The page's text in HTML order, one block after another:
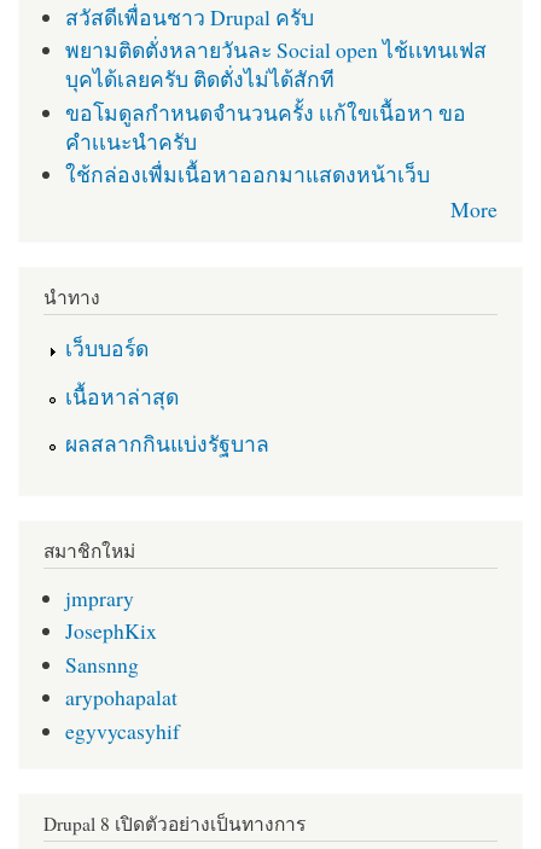
สวัสดีเพื่อนชาว Drupal ครับ
พยามติดตั่งหลายวันละ Social open ไช้เเทนเฟส
บุคได้เลยครับ ติดตั่งไม่ได้สักที
ขอโมดูลกำหนดจำนวนครั้ง เเก้ใขเนื้อหา ขอ
คำเเนะนำครับ
ใช้กล่องเพื่มเนื้อหาออกมาแสดงหน้าเว็บ
More
นำทาง
เว็บบอร์ด
เนื้อหาล่าสุด
ผลสลากกินแบ่งรัฐบาล
สมาชิกใหม่
jmprary
JosephKix
Sansnng
arypohapalat
egyvycasyhif
Drupal 8 เปิดตัวอย่างเป็นทางการ